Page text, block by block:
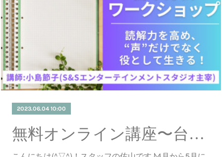
2023.06.04 10:00
無料オンライン講座〜台詞課題やボイスサンプルを魅力的にする方法〜